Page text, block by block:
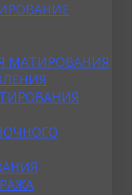
МАТИРОВАНИЯ